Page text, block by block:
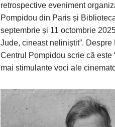
retrospective eveniment
Pompidou din Paris și
septembrie și 11 octombrie
Jude, cineast neliniștit”. Despre
Centrul Pompidou scrie că este
mai stimulante voci ale